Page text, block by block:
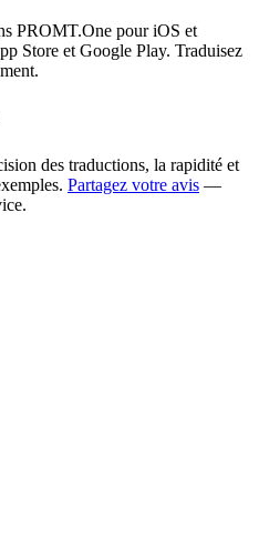
PROMT.One pour iOS et
Store et Google Play. Traduisez
des traductions, la rapidité et
Partagez votre avis —